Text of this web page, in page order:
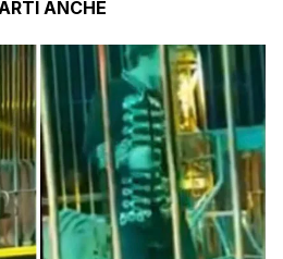
ANCHE